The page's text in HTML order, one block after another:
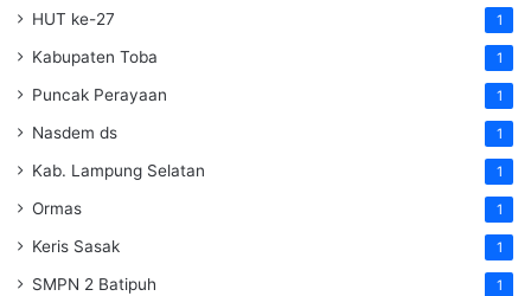
HUT ke-27 1
Kabupaten Toba 1
Puncak Perayaan 1
Nasdem ds 1
Kab. Lampung Selatan 1
Ormas 1
Keris Sasak 1
SMPN 2 Batipuh 1